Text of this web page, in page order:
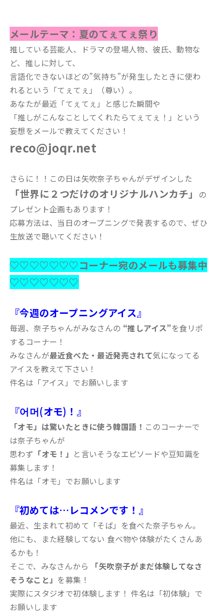
メールテーマ：夏のてぇてぇ祭り
推している芸能人、ドラマの登場人物、彼氏、動物な
ど、推しに対して、
言語化できないほどの”気持ち”が発生したときに使わ
れるという「てぇてぇ」（尊い）。
あなたが最近「てぇてぇ」と感じた瞬間や
「推しがこんなことしてくれたらてぇてぇ！」という
妄想をメールで教えてください！
reco@joqr.net
さらに！！この日は矢吹奈子ちゃんがデザインした
「世界に２つだけのオリジナルハンカチ」
の
プレゼント企画もあります！
応募方法は、当日のオープニングで発表するので、ぜひ
生放送で聴いてください！
♡♡♡♡♡♡♡コーナー宛のメールも募集中
♡♡♡♡♡♡♡
『今週のオープニングアイス』
毎週、奈子ちゃんがみなさんの “推しアイス”を食リポ
するコーナー！
みなさんが最近食べた・最近発売されて気になってる
アイスを教えて下さい！
件名は「アイス」でお願いします
『어머(オモ)！』
「オモ」は驚いたときに使う韓国語！ このコーナーで
は奈子ちゃんが
思わず 「オモ！」 と言いそうなエピソードや豆知識を
募集します！
件名は「オモ」でお願いします
『初めては…レコメンです！』
最近、生まれて初めて「そば」を食べた奈子ちゃん。
他にも、また経験してない 食べ物や体験がたくさんあ
るかも！
そこで、みなさんから 「矢吹奈子がまだ体験してなさ
そうなこと」 を募集！
実際にスタジオで初体験します！ 件名は「初体験」で
お願いします